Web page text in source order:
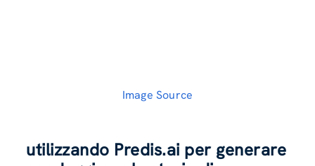
Image Source
utilizzando Predis.ai per generare